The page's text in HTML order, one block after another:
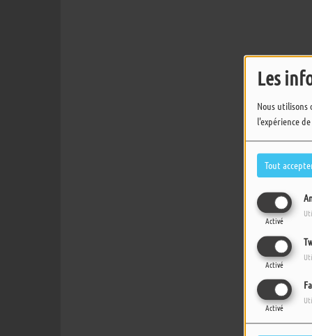
Les
Nous utilisons
l'expérience
Tout
Activé
Activé
Activé